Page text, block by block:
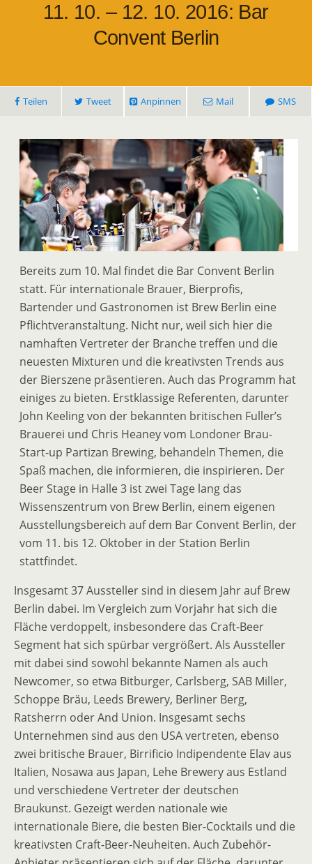
11. 10. – 12. 10. 2016: Bar
Convent Berlin
Teilen Tweet Anpinnen Mail SMS
Bereits zum 10. Mal findet die Bar Convent Berlin
statt. Für internationale Brauer, Bierprofis,
Bartender und Gastronomen ist Brew Berlin eine
Pflichtveranstaltung. Nicht nur, weil sich hier die
namhaften Vertreter der Branche treffen und die
neuesten Mixturen und die kreativsten Trends aus
der Bierszene präsentieren. Auch das Programm hat
einiges zu bieten. Erstklassige Referenten, darunter
John Keeling von der bekannten britischen Fuller’s
Brauerei und Chris Heaney vom Londoner Brau-
Start-up Partizan Brewing, behandeln Themen, die
Spaß machen, die informieren, die inspirieren. Der
Beer Stage in Halle 3 ist zwei Tage lang das
Wissenszentrum von Brew Berlin, einem eigenen
Ausstellungsbereich auf dem Bar Convent Berlin, der
vom 11. bis 12. Oktober in der Station Berlin
stattfindet.
Insgesamt 37 Aussteller sind in diesem Jahr auf Brew
Berlin dabei. Im Vergleich zum Vorjahr hat sich die
Fläche verdoppelt, insbesondere das Craft-Beer
Segment hat sich spürbar vergrößert. Als Aussteller
mit dabei sind sowohl bekannte Namen als auch
Newcomer, so etwa Bitburger, Carlsberg, SAB Miller,
Schoppe Bräu, Leeds Brewery, Berliner Berg,
Ratsherrn oder And Union. Insgesamt sechs
Unternehmen sind aus den USA vertreten, ebenso
zwei britische Brauer, Birrificio Indipendente Elav aus
Italien, Nosawa aus Japan, Lehe Brewery aus Estland
und verschiedene Vertreter der deutschen
Braukunst. Gezeigt werden nationale wie
internationale Biere, die besten Bier-Cocktails und die
kreativsten Craft-Beer-Neuheiten. Auch Zubehör-